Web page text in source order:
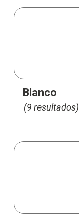
Blanco
(9 resultados)